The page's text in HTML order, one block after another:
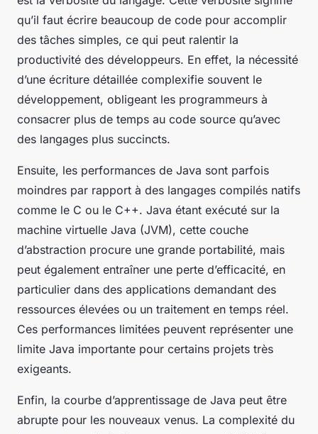
qu’il faut écrire beaucoup de code pour accomplir
des tâches simples, ce qui peut ralentir la
productivité des développeurs. En effet, la nécessité
d’une écriture détaillée complexifie souvent le
développement, obligeant les programmeurs à
consacrer plus de temps au code source qu’avec
des langages plus succincts.
Ensuite, les performances de Java sont parfois
moindres par rapport à des langages compilés natifs
comme le C ou le C++. Java étant exécuté sur la
machine virtuelle Java (JVM), cette couche
d’abstraction procure une grande portabilité, mais
peut également entraîner une perte d’efficacité, en
particulier dans des applications demandant des
ressources élevées ou un traitement en temps réel.
Ces performances limitées peuvent représenter une
limite Java importante pour certains projets très
exigeants.
Enfin, la courbe d’apprentissage de Java peut être
abrupte pour les nouveaux venus. La complexité du